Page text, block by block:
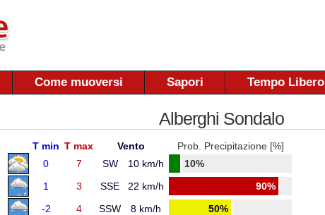
Come muoversi Sapori Tempo Libero
Alberghi Sondalo
T min T max Vento
Prob. Precipitazione [%]
0 7 SW 10 km/h
10%
1 3 SSE 22 km/h
90%
-2 4 SSW 8 km/h
50%